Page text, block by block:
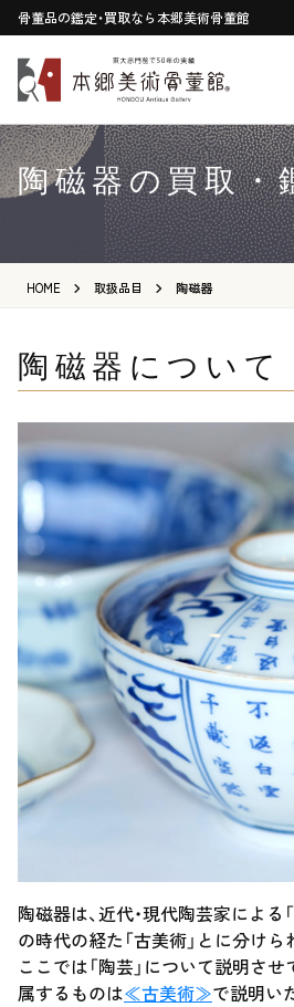
骨董品の鑑定・買取なら本郷美術骨董館
陶磁器の買取・
HOME 取扱品目 陶磁器
陶磁器について
陶磁器は、近代・現代陶芸家による
の時代の経た「古美術」とに分けら
ここでは「陶芸」について説明させ
属するものは≪古美術≫で説明い